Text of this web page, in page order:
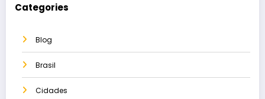
Categories
Blog
Brasil
Cidades